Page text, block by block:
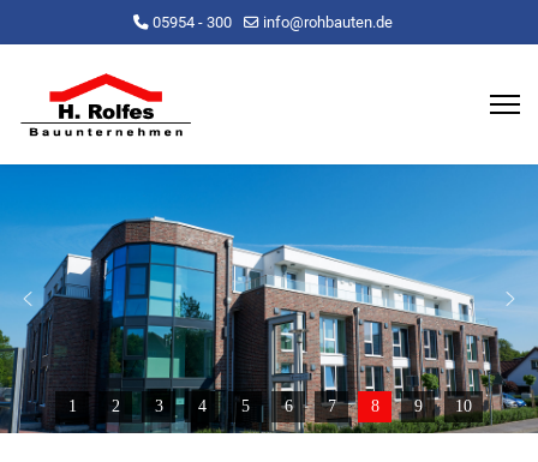
05954 - 300 info@rohbauten.de
1 2 3 4 5 6 7 8 9 10